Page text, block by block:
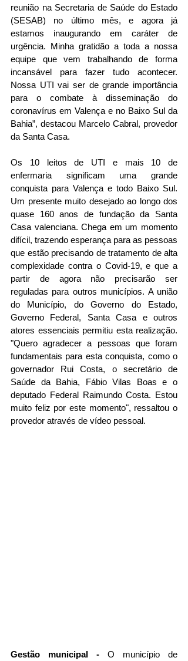
reunião na Secretaria de Saúde do Estado
(SESAB) no último mês, e agora já
estamos inaugurando em caráter de
urgência. Minha gratidão a toda a nossa
equipe que vem trabalhando de forma
incansável para fazer tudo acontecer.
Nossa UTI vai ser de grande importância
para o combate à disseminação do
coronavírus em Valença e no Baixo Sul da
Bahia”, destacou Marcelo Cabral, provedor
da Santa Casa.
Os 10 leitos de UTI e mais 10 de
enfermaria significam uma grande
conquista para Valença e todo Baixo Sul.
Um presente muito desejado ao longo dos
quase 160 anos de fundação da Santa
Casa valenciana. Chega em um momento
difícil, trazendo esperança para as pessoas
que estão precisando de tratamento de alta
complexidade contra o Covid-19, e que a
partir de agora não precisarão ser
reguladas para outros municípios. A união
do Município, do Governo do Estado,
Governo Federal, Santa Casa e outros
atores essenciais permitiu esta realização.
"Quero agradecer a pessoas que foram
fundamentais para esta conquista, como o
governador Rui Costa, o secretário de
Saúde da Bahia, Fábio Vilas Boas e o
deputado Federal Raimundo Costa. Estou
muito feliz por este momento", ressaltou o
provedor através de vídeo pessoal.
Gestão municipal - O município de